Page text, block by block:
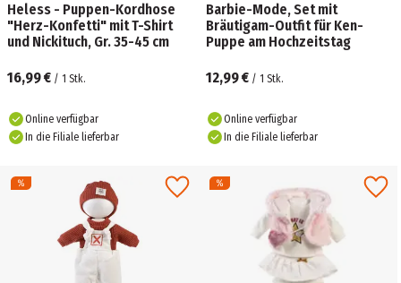
Heless - Puppen-Kordhose
"Herz-Konfetti" mit T-Shirt
und Nickituch, Gr. 35-45 cm
16,99 € / 1 Stk.
Online verfügbar
In die Filiale lieferbar
Barbie-Mode, Set mit
Bräutigam-Outfit für Ken-
Puppe am Hochzeitstag
12,99 € / 1 Stk.
Online verfügbar
In die Filiale lieferbar